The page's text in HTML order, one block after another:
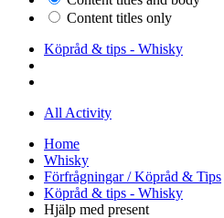
Content titles only
Köpråd & tips - Whisky
All Activity
Home
Whisky
Förfrågningar / Köpråd & Tips
Köpråd & tips - Whisky
Hjälp med present